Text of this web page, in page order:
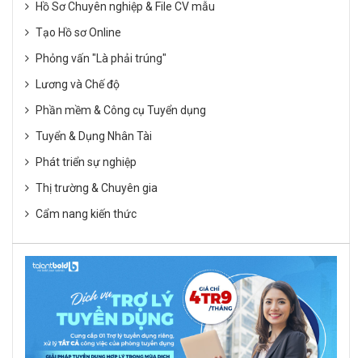
Hồ Sơ Chuyên nghiệp & File CV mẫu
Tạo Hồ sơ Online
Phỏng vấn "Là phải trúng"
Lương và Chế độ
Phần mềm & Công cụ Tuyển dụng
Tuyển & Dụng Nhân Tài
Phát triển sự nghiệp
Thị trường & Chuyên gia
Cẩm nang kiến thức